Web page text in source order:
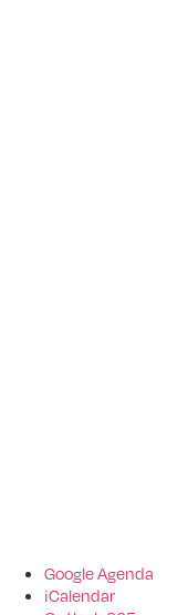
Google Agenda
iCalendar